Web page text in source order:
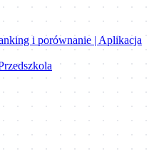
i porównanie | Aplikacja